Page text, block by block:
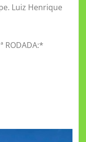
Luiz Henrique
RODADA:*